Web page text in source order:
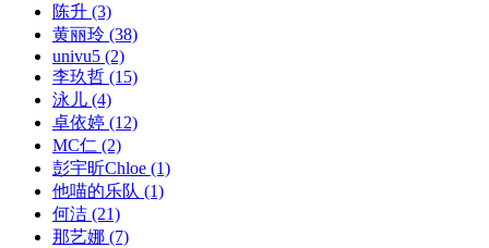
陈升 (3)
黄丽玲 (38)
univu5 (2)
李玖哲 (15)
泳儿 (4)
卓依婷 (12)
MC仁 (2)
彭宇昕Chloe (1)
他喵的乐队 (1)
何洁 (21)
那艺娜 (7)